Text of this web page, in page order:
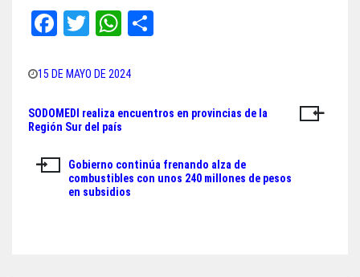
Fa
bo
ok
T
tt
er
W
ts
pp
15 DE MAYO DE 2024
Navegación
entradas
SODOMEDI realiza encuentros en provincias de la
Región Sur del país
Gobierno continúa frenando alza de
combustibles con unos 240 millones de pesos
en subsidios